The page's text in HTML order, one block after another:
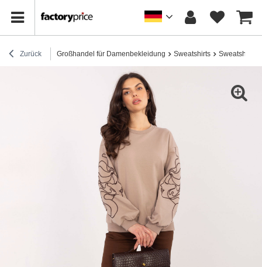
Zurück Großhandel für Damenbekleidung Sweatshirts Sweatshirts